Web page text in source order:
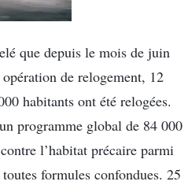
que depuis le mois de juin
de relogement, 12
habitants ont été relogées.
programme global de 84 000
l’habitat précaire parmi
formules confondues. 25